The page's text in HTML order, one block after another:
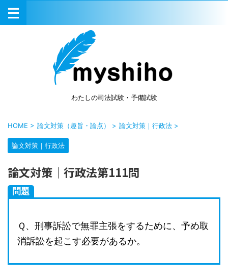
わたしの司法試験・予備試験
HOME > 論文対策（趣旨・論点） > 論文対策｜行政法 >
論文対策｜行政法
論文対策｜行政法第111問
問題
Ｑ、刑事訴訟で無罪主張をするために、予め取
消訴訟を起こす必要があるか。